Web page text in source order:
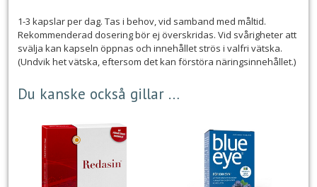
1-3 kapslar per dag. Tas i behov, vid samband med måltid.
Rekommenderad dosering bör ej överskridas. Vid svårigheter att
svälja kan kapseln öppnas och innehållet strös i valfri vätska.
(Undvik het vätska, eftersom det kan förstöra näringsinnehållet.)
Du kanske också gillar …